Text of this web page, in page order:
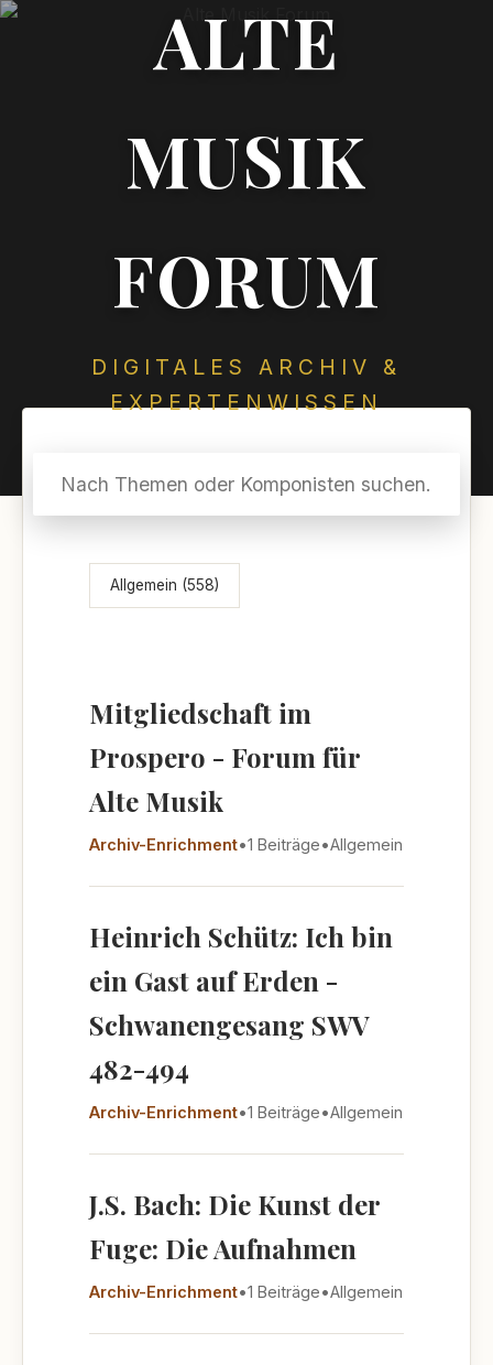
ALTE
MUSIK
FORUM
DIGITALES ARCHIV &
EXPERTENWISSEN
Themenübersicht
Allgemein (558)
Mitgliedschaft im
Prospero - Forum für
Alte Musik
Archiv-Enrichment•1 Beiträge•Allgemein
Heinrich Schütz: Ich bin
ein Gast auf Erden -
Schwanengesang SWV
482-494
Archiv-Enrichment•1 Beiträge•Allgemein
J.S. Bach: Die Kunst der
Fuge: Die Aufnahmen
Archiv-Enrichment•1 Beiträge•Allgemein